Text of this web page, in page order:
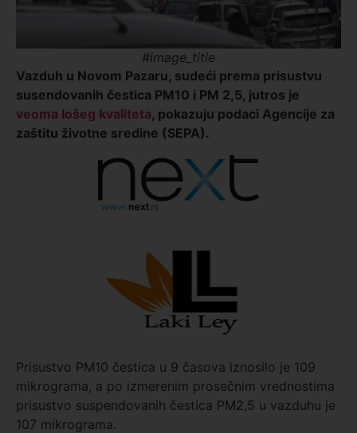
#image_title
Vazduh u Novom Pazaru, sudeći prema prisustvu
susendovanih čestica PM10 i PM 2,5, jutros je
veoma lošeg kvaliteta, pokazuju podaci Agencije za
zaštitu životne sredine (SEPA).
Prisustvo PM10 čestica u 9 časova iznosilo je 109
mikrograma, a po izmerenim prosečnim vrednostima
prisustvo suspendovanih čestica PM2,5 u vazduhu je
107 mikrograma.